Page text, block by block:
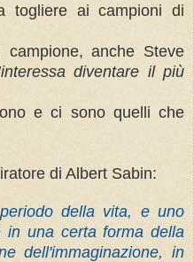
togliere ai campioni di
anche Steve
diventare il più
e ci sono quelli che
di Albert Sabin:
della vita, e uno
in una certa forma della
dell'immaginazione, in